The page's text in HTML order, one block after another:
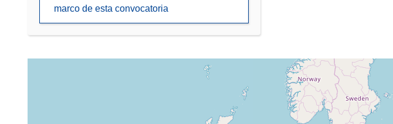
marco de esta convocatoria